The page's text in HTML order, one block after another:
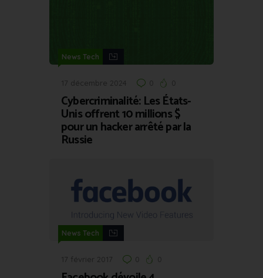
News Tech
17 décembre 2024 0 0
Cybercriminalité: Les États-
Unis offrent 10 millions $
pour un hacker arrêté par la
Russie
News Tech
17 février 2017 0 0